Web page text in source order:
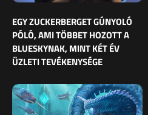
EGY ZUCKERBERGET GÚNYOLÓ
PÓLÓ, AMI TÖBBET HOZOTT A
BLUESKYNAK, MINT KÉT ÉV
ÜZLETI TEVÉKENYSÉGE